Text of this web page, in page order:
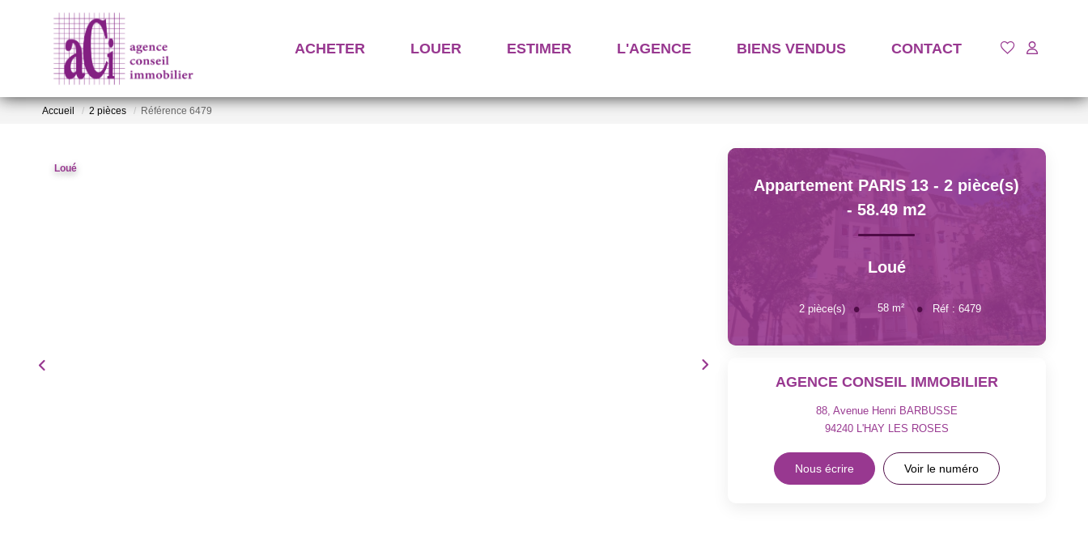
ACHETER LOUER ESTIMER L'AGENCE BIENS VENDUS CONTACT
Accueil 2 pièces Référence 6479
Loué
Appartement PARIS 13 - 2 pièce(s)
- 58.49 m2
Loué
2 pièce(s) 58 m² Réf : 6479
AGENCE CONSEIL IMMOBILIER
88, Avenue Henri BARBUSSE
94240 L'HAY LES ROSES
Nous écrire Voir le numéro